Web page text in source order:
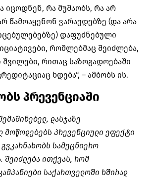
იცოდნენ, რა მუშაობს, რა არ
წამოაყენონ ვარაუდებზე (და არა
დაფუძნებული
რომლებმაც შეიძლება,
შვილები, რითაც საზოგადოებაში
ხდება“, – ამბობს ის.
პრევენციაში
დასჯაზე
მოწოდებებს პრევენციული ეფექტი
გვკარნახობს სამეცნიერო
შეიძლება ითქვას, რომ
საქართველოში ხშირად